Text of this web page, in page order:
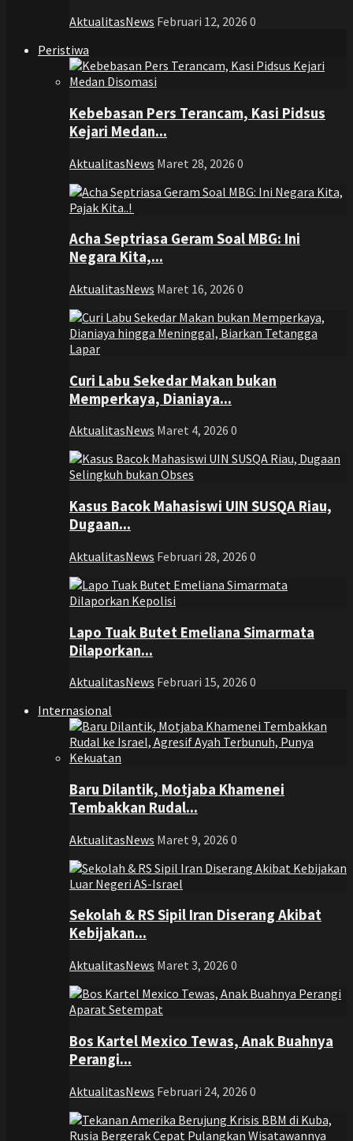
AktualitasNews Februari 12, 2026 0
Peristiwa
Kebebasan Pers Terancam, Kasi Pidsus
Kejari Medan...
AktualitasNews Maret 28, 2026 0
Acha Septriasa Geram Soal MBG: Ini
Negara Kita,...
AktualitasNews Maret 16, 2026 0
Curi Labu Sekedar Makan bukan
Memperkaya, Dianiaya...
AktualitasNews Maret 4, 2026 0
Kasus Bacok Mahasiswi UIN SUSQA Riau,
Dugaan...
AktualitasNews Februari 28, 2026 0
Lapo Tuak Butet Emeliana Simarmata
Dilaporkan...
AktualitasNews Februari 15, 2026 0
Internasional
Baru Dilantik, Motjaba Khamenei
Tembakkan Rudal...
AktualitasNews Maret 9, 2026 0
Sekolah & RS Sipil Iran Diserang Akibat
Kebijakan...
AktualitasNews Maret 3, 2026 0
Bos Kartel Mexico Tewas, Anak Buahnya
Perangi...
AktualitasNews Februari 24, 2026 0